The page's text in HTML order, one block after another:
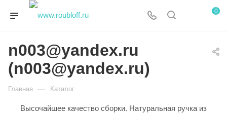
0
n003@yandex.ru
(n003@yandex.ru)
Главная — Каталог
Высочайшее качество сборки. Натуральная ручка из